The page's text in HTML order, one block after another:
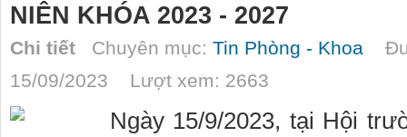
NIÊN KHÓA 2023 - 2027
Chi tiết Chuyên mục: Tin Phòng - Khoa
15/09/2023 Lượt xem: 2663
Ngày 15/9/2023, tại Hội